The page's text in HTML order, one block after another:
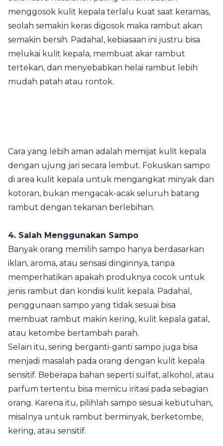
menggosok kulit kepala terlalu kuat saat keramas,
seolah semakin keras digosok maka rambut akan
semakin bersih. Padahal, kebiasaan ini justru bisa
melukai kulit kepala, membuat akar rambut
tertekan, dan menyebabkan helai rambut lebih
mudah patah atau rontok.
Cara yang lebih aman adalah memijat kulit kepala
dengan ujung jari secara lembut. Fokuskan sampo
di area kulit kepala untuk mengangkat minyak dan
kotoran, bukan mengacak-acak seluruh batang
rambut dengan tekanan berlebihan.
4. Salah Menggunakan Sampo
Banyak orang memilih sampo hanya berdasarkan
iklan, aroma, atau sensasi dinginnya, tanpa
memperhatikan apakah produknya cocok untuk
jenis rambut dan kondisi kulit kepala. Padahal,
penggunaan sampo yang tidak sesuai bisa
membuat rambut makin kering, kulit kepala gatal,
atau ketombe bertambah parah.
Selain itu, sering berganti-ganti sampo juga bisa
menjadi masalah pada orang dengan kulit kepala
sensitif. Beberapa bahan seperti sulfat, alkohol, atau
parfum tertentu bisa memicu iritasi pada sebagian
orang. Karena itu, pilihlah sampo sesuai kebutuhan,
misalnya untuk rambut berminyak, berketombe,
kering, atau sensitif.